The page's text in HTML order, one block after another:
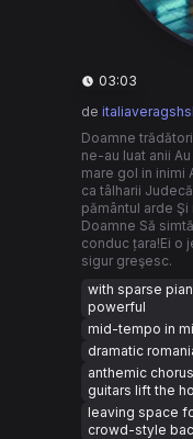
03:03
de
Doamne
ne-au luat anii
mare gol in inimi
ca tâlharii
pământul arde
Doamne Să
conduc țara!Ei o
sigur greşesc.
with sparse
powerful
mid-tempo in
dramatic
anthemic
guitars lift the
leaving space
crowd-style